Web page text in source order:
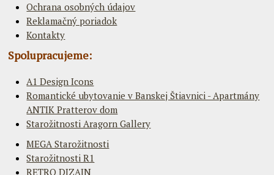
Ochrana osobných údajov
Reklamačný poriadok
Kontakty
Spolupracujeme:
A1 Design Icons
Romantické ubytovanie v Banskej Štiavnici - Apartmány
ANTIK Pratterov dom
Starožitnosti Aragorn Gallery
MEGA Starožitnosti
Starožitnosti R1
RETRO DIZAJN